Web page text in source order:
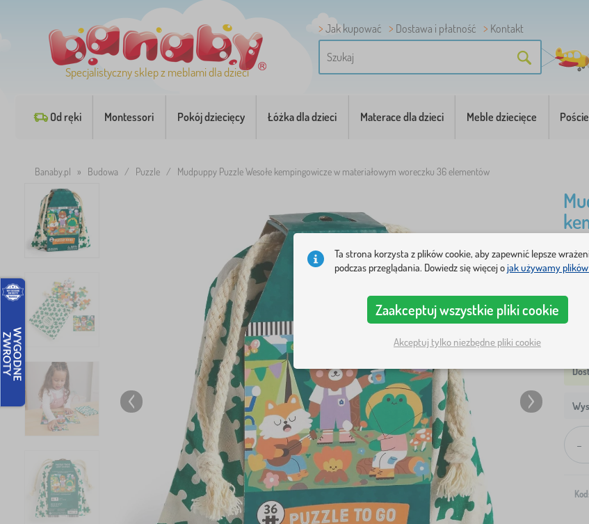
Specjalistyczny sklep z meblami dla dzieci
Jak kupować Dostawa i płatność Kontakt
Od ręki Montessori Pokój dziecięcy Łóżka dla dzieci Materace dla dzieci Meble dziecięce
Banaby.pl » Budowa / Puzzle / Mudpuppy Puzzle Wesołe kempingowicze w materiałowym woreczku 36 elementów
-
Kod:
Ta strona korzysta z plików cookie, aby zapewnić lepsze
podczas przeglądania. Dowiedz się więcej ojak używamy
Zaakceptuj wszystkie pliki cookie
Akceptuj tylko niezbędne pliki cookie